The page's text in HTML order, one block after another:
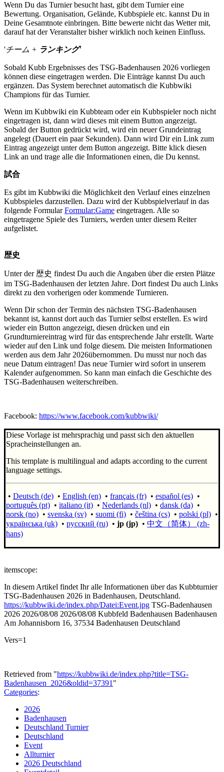
Wenn Du das Turnier besucht hast, gibt dem Turnier eine
Bewertung. Organisation, Gelände, Kubbspiele etc. kannst Du in
Deine Gesamtnote einbringen. Bitte bewerte nicht das Wetter mit,
darauf hat der Veranstalter bisher wirklich noch keinen Einfluss.
'チーム + ランキング'
Sobald Kubb Ergebnisses des TSG-Badenhausen 2026 vorliegen
können diese eingetragen werden. Die Einträge kannst Du auch
ergänzen. Das System berechnet automatisch die Kubbwiki
Champions für das Turnier.
Wenn im Kubbwiki ein Kubbteam oder ein Kubbspieler noch nicht
eingetragen ist, dann wird dieses mit einem Button angezeigt.
Sobald der Button gedrückt wird, wird ein neuer Grundeintrag
angelegt (Dauert ein paar Sekunden). Dann wird Dir ein Link zum
Eintrag angezeigt unter dem Button angezeigt. Bitte klick diesen
Link an und trage alle die Informationen einen, die Du kennst.
試合
Es gibt im Kubbwiki die Möglichkeit den Verlauf eines einzelnen
Kubbspieles darzustellen. Dazu wird der Kubbspielverlauf in das
folgende FormularFormular:Game eingetragen. Alle so
eingetragene Spiele des Turniers, werden unter diesem Reiter
aufgelistet.
歴史
Unter der 歴史 findest Du auch die Angaben über die ersten Plätze
im TSG-Badenhausen der letzten Jahre. Dort findest Du auch Links
direkt zu den vorherigen oder kommende Turnieren.
Wenn Dir schon der Termin des nächsten TSG-Badenhausen
bekannt ist, kannst dort auch das Turnier selbst erstellen. Es wird
wieder ein Button angezeigt, diesen drücken und ein
Grundturniereintrag wird für das entsprechende Jahr erstellt. Warte
wieder auf den Link und folge diesem. Die meisten Informationen
werden aus dem Jahr 2026übernommen. Du musst nur noch das
neue Datum eintragen! Das neue Turnier wird sofort in unserem
Kalender aufgenommen. So kann man einfach die Geschichte des
TSG-Badenhausen weiterschreiben.
Facebook: https://www.facebook.com/kubbwiki/
Diese Vorlage ist mehrsprachig und passt sich den aktuellen
Spracheinstellungen an.
This template is multilingual and adapts according to the current
language settings.
• Deutsch (de) • English (en) • français (fr) • español (es) •
português (pt) • italiano (it) • Nederlands (nl) • dansk (da) •
norsk (no) • svenska (sv) • suomi (fi) • čeština (cs) • polski (pl) •
українська (uk) • русский (ru) • jp (jp) • 中文（简体）‎ (zh-
hans)
itemscope:
In diesem Artikel findet Ihr alle Informationen über das Kubbturnier
TSG-Badenhausen 2026 in Badenhausen, Deutschland.
https://kubbwiki.de/index.php/Datei:Event.jpg TSG-Badenhausen
2026 2026/08/08 2026/08/08 Kubbfeld Badenhausen Badenhausen
Am Johannisborn 16, 37534 Badenhausen Deutschland
Vers=1
Retrieved from "https://kubbwiki.de/index.php?title=TSG-
Badenhausen_2026&oldid=37391 "
Categories:
2026
Badenhausen
Deutschland Turnier
Deutschland
Event
Allturnier
2026 Deutschland